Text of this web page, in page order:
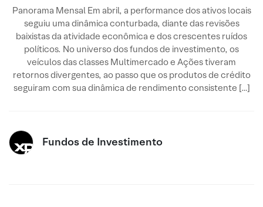
Panorama Mensal Em abril, a performance dos ativos locais
seguiu uma dinâmica conturbada, diante das revisões
baixistas da atividade econômica e dos crescentes ruídos
políticos. No universo dos fundos de investimento, os
veículos das classes Multimercado e Ações tiveram
retornos divergentes, ao passo que os produtos de crédito
seguiram com sua dinâmica de rendimento consistente […]
Fundos de Investimento